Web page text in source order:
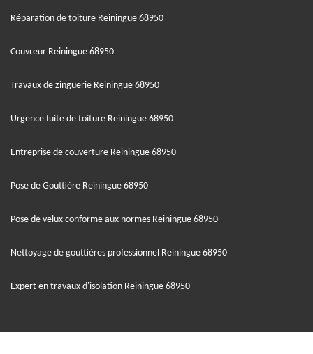
Réparation de toiture Reiningue 68950
Couvreur Reiningue 68950
Travaux de zinguerie Reiningue 68950
Urgence fuite de toiture Reiningue 68950
Entreprise de couverture Reiningue 68950
Pose de Gouttière Reiningue 68950
Pose de velux conforme aux normes Reiningue 68950
Nettoyage de gouttières professionnel Reiningue 68950
Expert en travaux d'isolation Reiningue 68950